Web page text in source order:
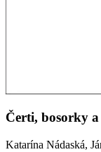
Čerti, bosorky
Katarína Nádaská,